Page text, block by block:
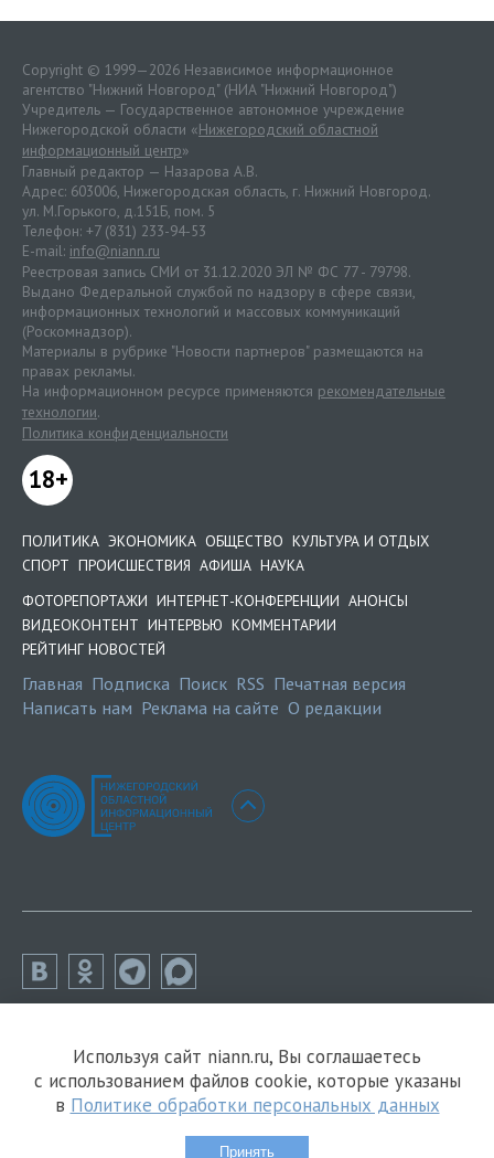
Copyright © 1999—2026 Независимое информационное
агентство "Нижний Новгород" (НИА "Нижний Новгород")
Учредитель — Государственное автономное учреждение
Нижегородской области «Нижегородский областной
информационный центр»
Главный редактор — Назарова А.В.
Адрес: 603006, Нижегородская область, г. Нижний Новгород.
ул. М.Горького, д.151Б, пом. 5
Телефон: +7 (831) 233-94-53
E-mail: info@niann.ru
Реестровая запись СМИ от 31.12.2020 ЭЛ № ФС 77 - 79798.
Выдано Федеральной службой по надзору в сфере связи,
информационных технологий и массовых коммуникаций
(Роскомнадзор).
Материалы в рубрике "Новости партнеров" размещаются на
правах рекламы.
На информационном ресурсе применяются рекомендательные
технологии.
Политика конфиденциальности
18+
ПОЛИТИКА ЭКОНОМИКА ОБЩЕСТВО КУЛЬТУРА И ОТДЫХ
СПОРТ ПРОИСШЕСТВИЯ АФИША НАУКА
ФОТОРЕПОРТАЖИ ИНТЕРНЕТ-КОНФЕРЕНЦИИ АНОНСЫ
ВИДЕОКОНТЕНТ ИНТЕРВЬЮ КОММЕНТАРИИ
РЕЙТИНГ НОВОСТЕЙ
Главная Подписка Поиск RSS Печатная версия
Написать нам Реклама на сайте О редакции
Используя сайт niann.ru, Вы соглашаетесь
с использованием файлов cookie, которые указаны
в Политике обработки персональных данных
Принять